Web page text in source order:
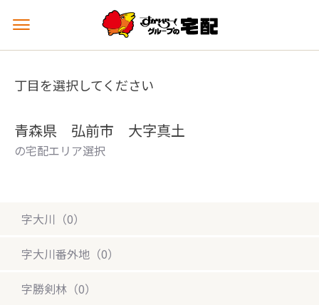
メ
ュ
を
丁目を選択してください
青森県 弘前市 大字真土
の宅配エリア選択
字大川（0）
字大川番外地（0）
字勝剣林（0）